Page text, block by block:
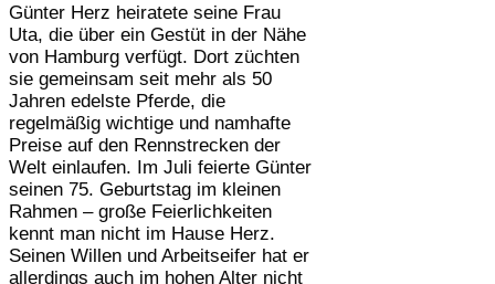
Günter Herz heiratete seine Frau
Uta, die über ein Gestüt in der Nähe
von Hamburg verfügt. Dort züchten
sie gemeinsam seit mehr als 50
Jahren edelste Pferde, die
regelmäßig wichtige und namhafte
Preise auf den Rennstrecken der
Welt einlaufen. Im Juli feierte Günter
seinen 75. Geburtstag im kleinen
Rahmen – große Feierlichkeiten
kennt man nicht im Hause Herz.
Seinen Willen und Arbeitseifer hat er
allerdings auch im hohen Alter nicht